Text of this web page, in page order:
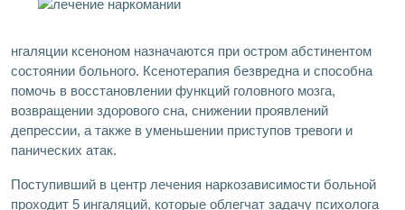
нгаляции ксеноном назначаются при остром абстинентом
состоянии больного. Ксенотерапия безвредна и способна
помочь в восстановлении функций головного мозга,
возвращении здорового сна, снижении проявлений
депрессии, а также в уменьшении приступов тревоги и
панических атак.
Поступивший в центр лечения наркозависимости больной
проходит 5 ингаляций, которые облегчат задачу психолога